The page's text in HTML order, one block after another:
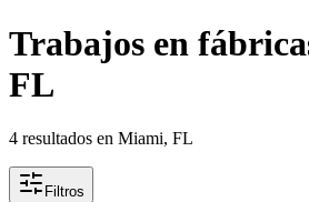
Trabajos en
FL
4 resultados en Miami, FL
Filtros